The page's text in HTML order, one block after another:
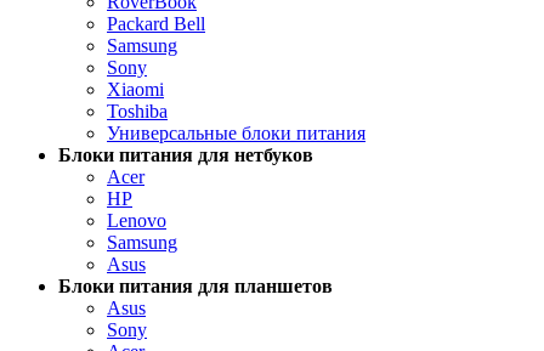
Packard Bell
Samsung
Sony
Xiaomi
Toshiba
Универсальные блоки питания
Блоки питания для нетбуков
Acer
HP
Lenovo
Samsung
Asus
Блоки питания для планшетов
Asus
Sony